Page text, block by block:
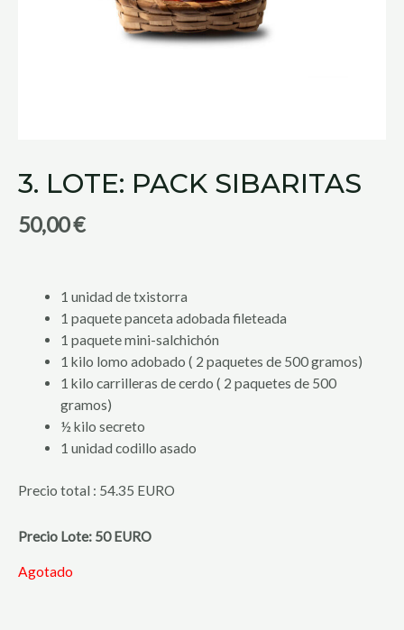
3. LOTE: PACK SIBARITAS
50,00€
1 unidad de txistorra
1 paquete panceta adobada fileteada
1 paquete mini-salchichón
1 kilo lomo adobado ( 2 paquetes de 500 gramos)
1 kilo carrilleras de cerdo ( 2 paquetes de 500
gramos)
½ kilo secreto
1 unidad codillo asado
Precio total : 54.35 EURO
Precio Lote: 50 EURO
Agotado